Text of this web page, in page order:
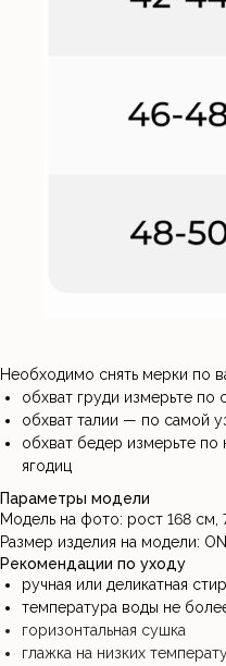
Необходимо снять мерки по
обхват груди измерьте
обхват талии — по самой
обхват бедер измерьте
ягодиц
Параметры модели
Модель на фото: рост 168
Размер изделия на модели:
Рекомендации по уходу
ручная или деликатная
температура воды не
горизонтальная сушка
глажка на низких